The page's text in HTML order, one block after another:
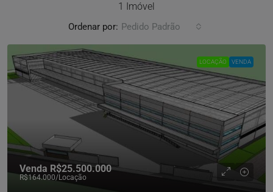
1 Imóvel
Ordenar por: Pedido Padrão
LOCAÇÃO VENDA
Venda R$25.500.000
R$164.000/Locação